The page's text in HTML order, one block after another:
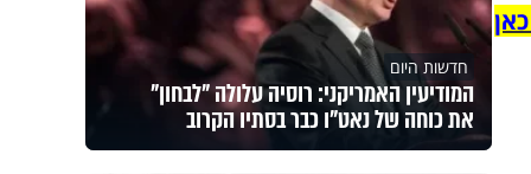
חדשות היום
המודיעין האמריקני: רוסיה עלולה "לבחון"
את כוחה של נאט"ו כבר בסתיו הקרוב